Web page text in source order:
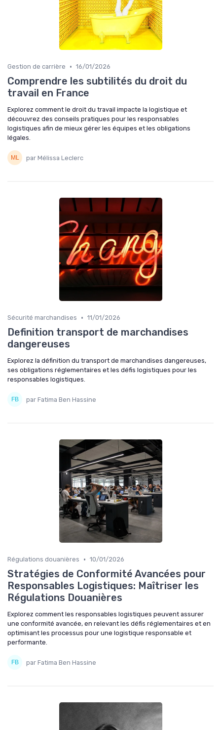
Gestion de carrière • 16/01/2026
Comprendre les subtilités du droit du
travail en France
Explorez comment le droit du travail impacte la logistique et
découvrez des conseils pratiques pour les responsables
logistiques afin de mieux gérer les équipes et les obligations
légales.
par Mélissa Leclerc
Sécurité marchandises • 11/01/2026
Definition transport de marchandises
dangereuses
Explorez la définition du transport de marchandises dangereuses,
ses obligations réglementaires et les défis logistiques pour les
responsables logistiques.
par Fatima Ben Hassine
Régulations douanières • 10/01/2026
Stratégies de Conformité Avancées pour
Responsables Logistiques: Maîtriser les
Régulations Douanières
Explorez comment les responsables logistiques peuvent assurer
une conformité avancée, en relevant les défis réglementaires et en
optimisant les processus pour une logistique responsable et
performante.
par Fatima Ben Hassine